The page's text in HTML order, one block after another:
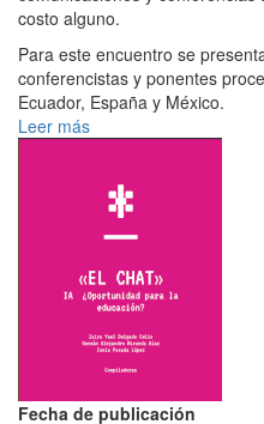
costo alguno.
Para este encuentro se
conferencistas y ponentes
Ecuador, España y México.
Leer más
Fecha de publicación